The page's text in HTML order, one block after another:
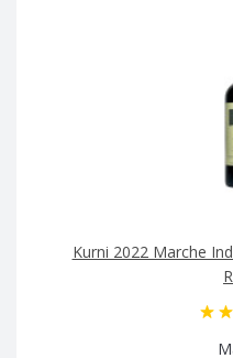
Kurni 2022 Marche